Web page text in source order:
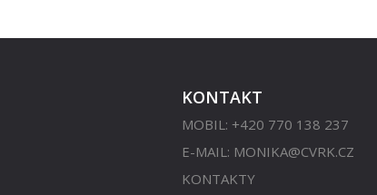
KONTAKT
MOBIL: +420 770 138 237
E-MAIL: MONIKA@CVRK.CZ
KONTAKTY